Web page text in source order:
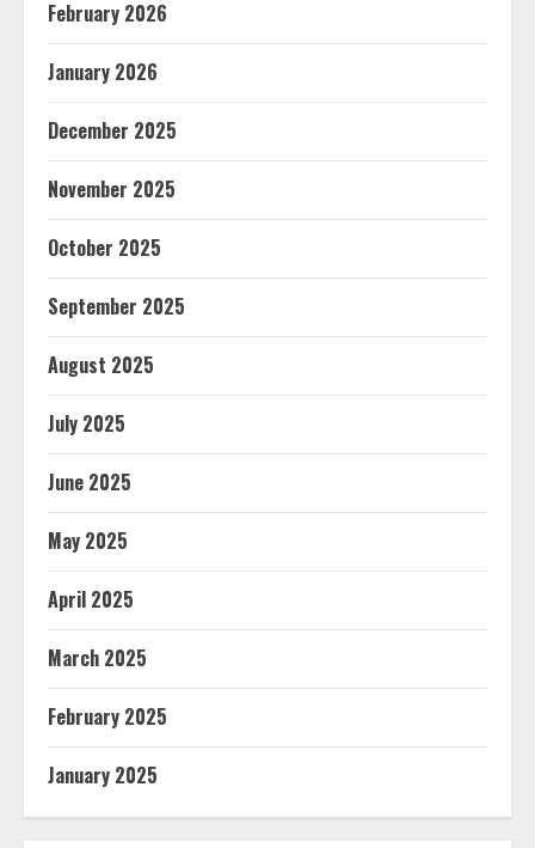
February 2026
January 2026
December 2025
November 2025
October 2025
September 2025
August 2025
July 2025
June 2025
May 2025
April 2025
March 2025
February 2025
January 2025